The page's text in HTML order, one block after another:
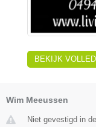
BEKIJK
Wim Meeussen
Niet gevestigd in